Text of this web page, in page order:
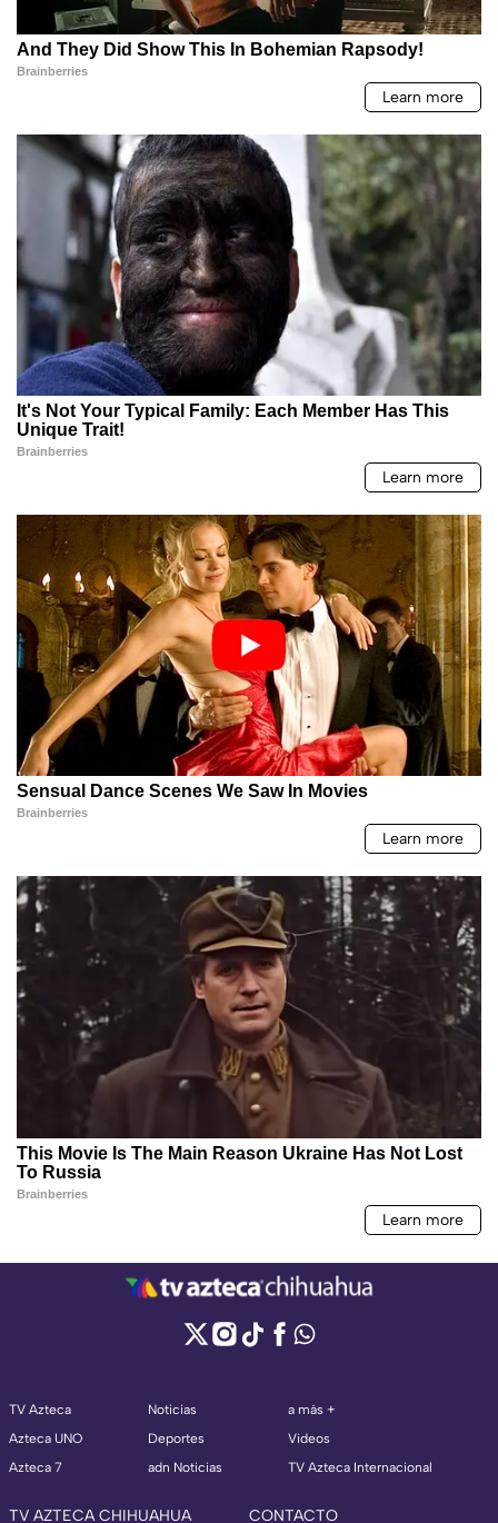
TV Azteca
Azteca UNO
Azteca 7
Noticias
Deportes
adn Noticias
a más +
Videos
TV Azteca Internacional
TV AZTECA CHIHUAHUA CONTACTO